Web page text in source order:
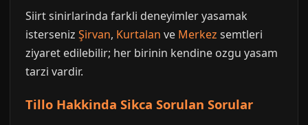
Siirt sinirlarinda farkli deneyimler yasamak
isterseniz Şirvan, Kurtalan ve Merkez semtleri
ziyaret edilebilir; her birinin kendine ozgu yasam
tarzi vardir.
Tillo Hakkinda Sikca Sorulan Sorular